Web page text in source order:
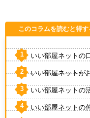
このコラムを読むと得す
いい部屋ネットの
いい部屋ネットが
いい部屋ネットの
いい部屋ネットの